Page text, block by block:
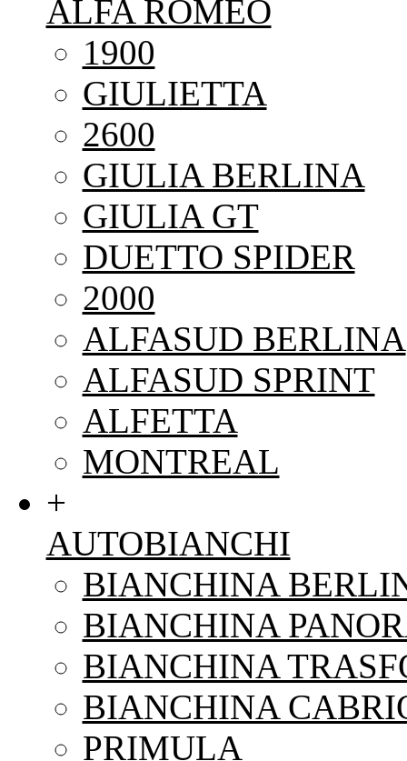
ALFA ROMEO
1900
GIULIETTA
2600
GIULIA BERLINA
GIULIA GT
DUETTO SPIDER
2000
ALFASUD BERLINA
ALFASUD SPRINT
ALFETTA
MONTREAL
+
AUTOBIANCHI
BIANCHINA
BIANCHINA
BIANCHINA
BIANCHINA
PRIMULA